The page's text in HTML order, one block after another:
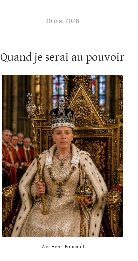
Quand je serai au pouvoir
IA et Henri Foucault
30 mai 2026